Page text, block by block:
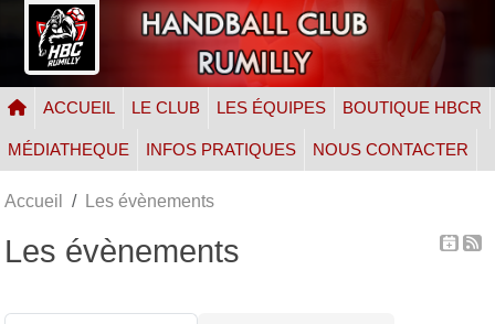
ACCUEIL LE CLUB LES ÉQUIPES BOUTIQUE HBCR
MÉDIATHEQUE INFOS PRATIQUES NOUS CONTACTER
Accueil Les évènements
Les évènements
Panneau de gestion des cookies